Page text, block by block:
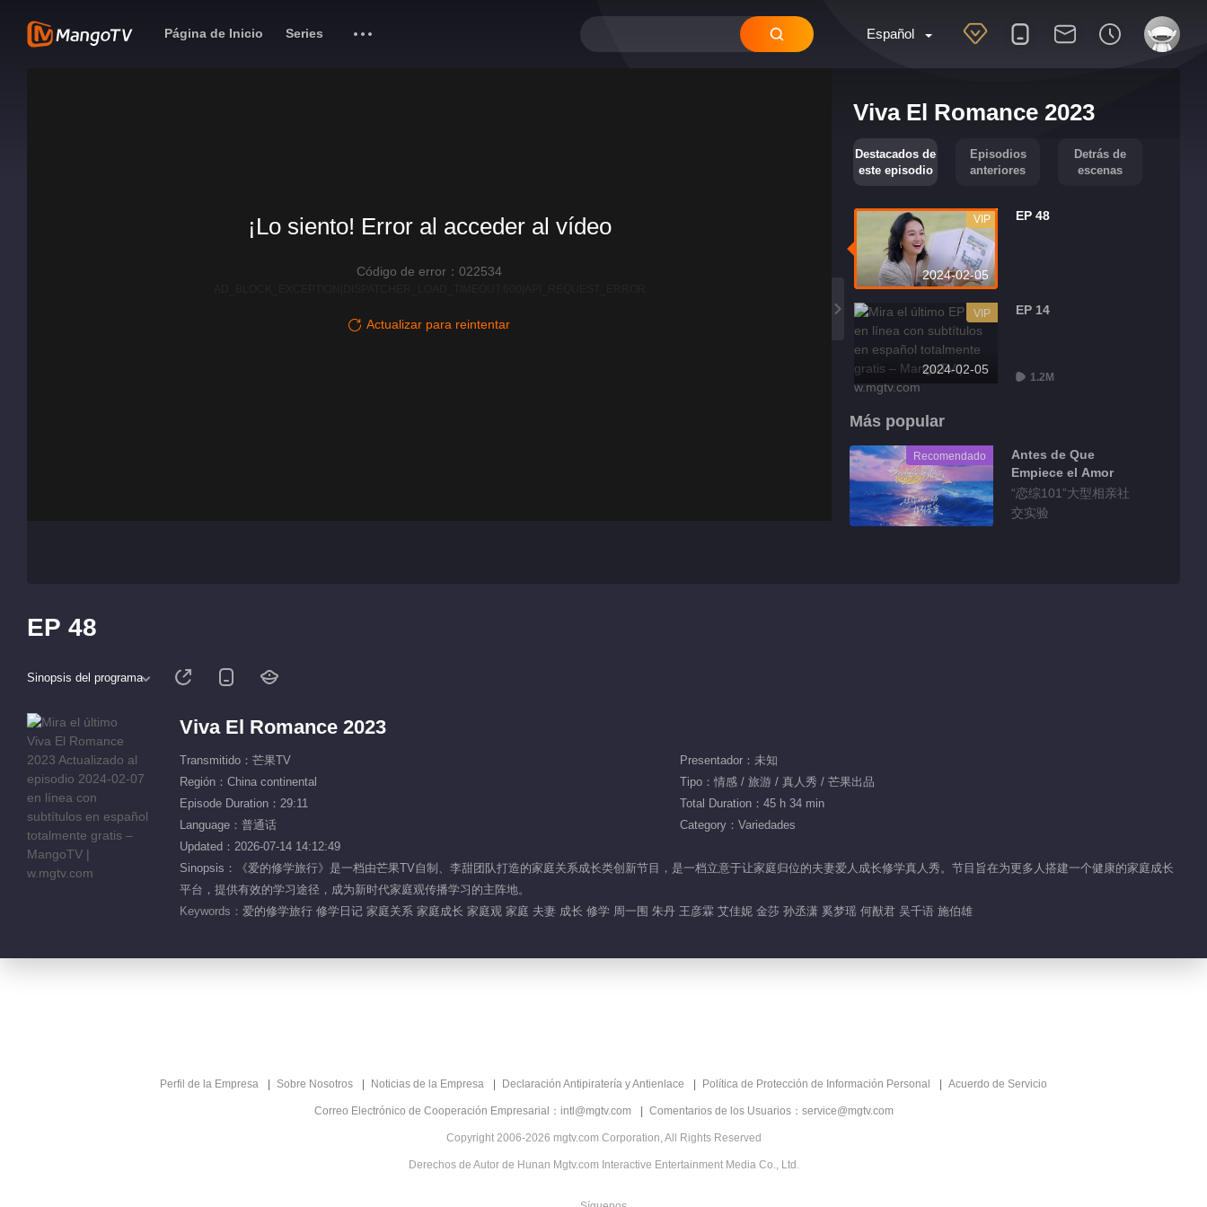
Español
Página de Inicio Series
Viva El Romance 2023
Destacados de
este episodio
Episodios
anteriores
Detrás de
escenas
2024-02-05
VIP EP 48
2024-02-05
VIP EP 14
1.2M
Más popular
Recomendado
Antes de Que
Empiece el Amor
“恋综101”大型相亲社
交实验
¡Lo siento! Error al acceder al vídeo
Código de error：022534
Actualizar para reintentar
EP 48
Sinopsis del programa
Viva El Romance 2023
Transmitido：芒果TV
Presentador：未知
Región：China continental
Tipo：情感 / 旅游 / 真人秀 / 芒果出品
Episode Duration：29:11
Total Duration：45 h 34 min
Language：普通话
Category：Variedades
Updated：2026-07-14 14:12:49
Sinopsis：《爱的修学旅行》是一档由芒果TV自制、李甜团队打造的家庭关系成长类创新节目，是一档立意于让家庭归位的夫妻爱人成长修学真人秀。节目旨在为更多人搭建一个健康的家庭成长
平台，提供有效的学习途径，成为新时代家庭观传播学习的主阵地。
Keywords： 爱的修学旅行 修学日记 家庭关系 家庭成长 家庭观 家庭 夫妻 成长 修学 周一围 朱丹 王彦霖 艾佳妮 金莎 孙丞潇 奚梦瑶 何猷君 吴千语 施伯雄
Perfil de la Empresa Sobre Nosotros Noticias de la Empresa Declaración Antipiratería y Antienlace Política de Protección de Información Personal Acuerdo de Servicio
Correo Electrónico de Cooperación Empresarial：intl@mgtv.com Comentarios de los Usuarios：service@mgtv.com
Copyright 2006-2026 mgtv.com Corporation, All Rights Reserved
Derechos de Autor de Hunan Mgtv.com Interactive Entertainment Media Co., Ltd.